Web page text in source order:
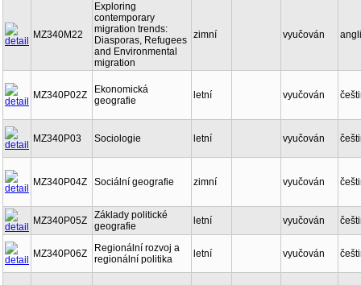
MZ340M22
Exploring
contemporary
migration trends:
Diasporas, Refugees
and Environmental
migration
zimní vyučován
MZ340P02Z
Ekonomická
geografie
letní vyučován
MZ340P03 Sociologie letní vyučován
MZ340P04Z Sociální geografie zimní vyučován
MZ340P05Z
Základy politické
geografie
letní vyučován
MZ340P06Z
Regionální rozvoj a
regionální politika
letní vyučován